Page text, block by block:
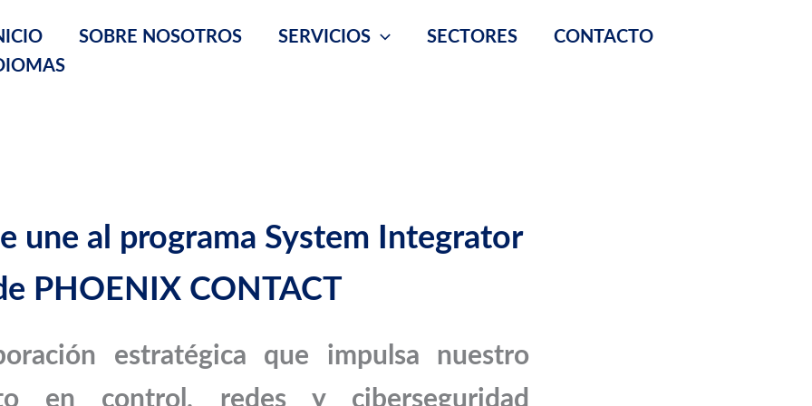
SOBRE NOSOTROS SERVICIOS SECTORES
CONTACTO
une al programa System Integrator
PHOENIX CONTACT
estratégica que impulsa nuestro
en control, redes y ciberseguridad